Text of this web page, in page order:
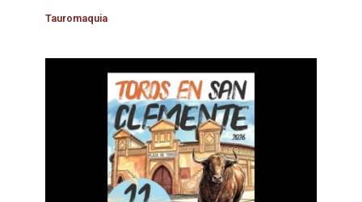
Tauromaquia